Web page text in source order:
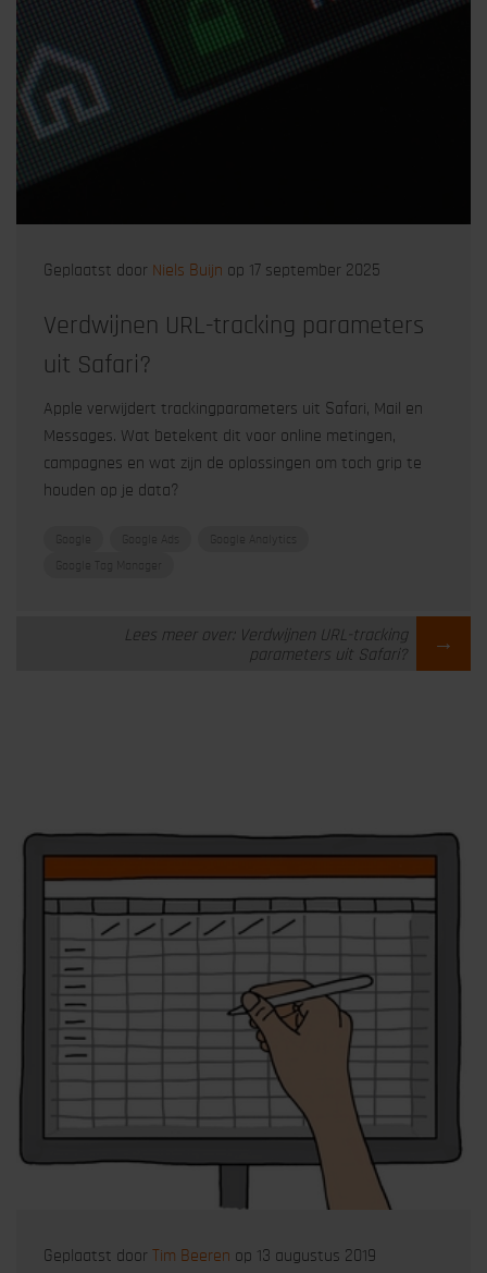
Geplaatst door Niels Buijn op 17 september 2025
Verdwijnen URL-tracking parameters
uit Safari?
Apple verwijdert trackingparameters uit Safari, Mail en
Messages. Wat betekent dit voor online metingen,
campagnes en wat zijn de oplossingen om toch grip te
houden op je data?
Lees meer over: Verdwijnen URL-tracking
parameters uit Safari?
→
Geplaatst door Tim Beeren op 13 augustus 2019